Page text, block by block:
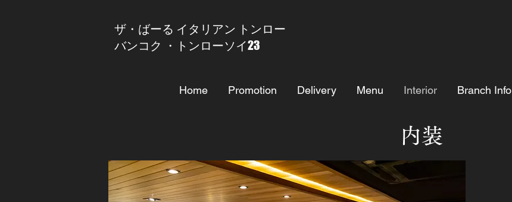
​ザ・ばーる イタリアン トンロー
バンコク ・トンローソイ23
Home Promotion Delivery Menu Interior Branch Info
内装